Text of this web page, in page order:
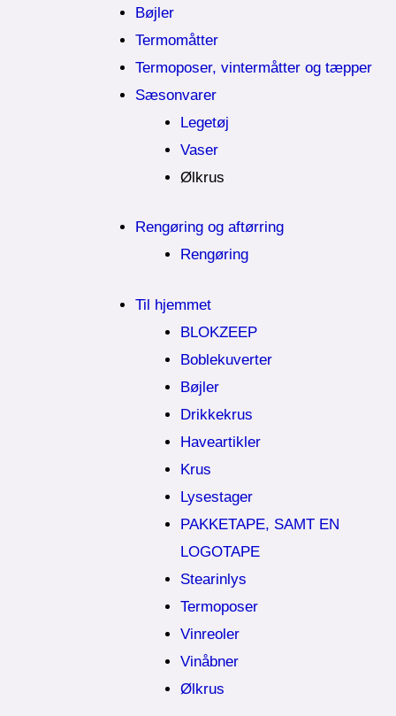
Bøjler
Termomåtter
Termoposer, vintermåtter og tæpper
Sæsonvarer
Legetøj
Vaser
Ølkrus
Rengøring og aftørring
Rengøring
Til hjemmet
BLOKZEEP
Boblekuverter
Bøjler
Drikkekrus
Haveartikler
Krus
Lysestager
PAKKETAPE, SAMT EN
LOGOTAPE
Stearinlys
Termoposer
Vinreoler
Vinåbner
Ølkrus